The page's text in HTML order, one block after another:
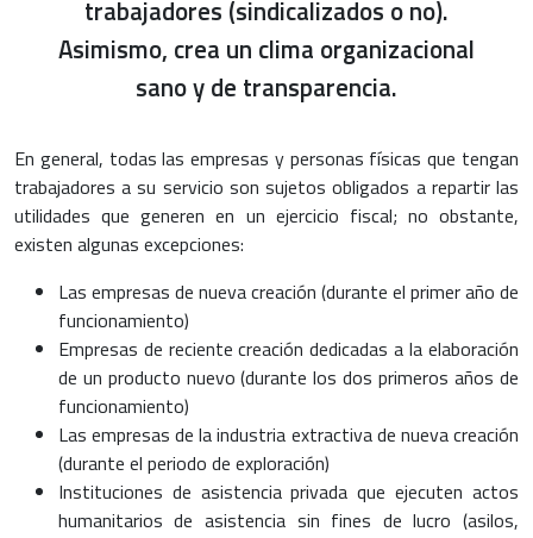
trabajadores (sindicalizados o no).
Asimismo, crea un clima organizacional
sano y de transparencia.
En general, todas las empresas y personas físicas que tengan
trabajadores a su servicio son sujetos obligados a repartir las
utilidades que generen en un ejercicio fiscal; no obstante,
existen algunas excepciones:
Las empresas de nueva creación (durante el primer año de
funcionamiento)
Empresas de reciente creación dedicadas a la elaboración
de un producto nuevo (durante los dos primeros años de
funcionamiento)
Las empresas de la industria extractiva de nueva creación
(durante el periodo de exploración)
Instituciones de asistencia privada que ejecuten actos
humanitarios de asistencia sin fines de lucro (asilos,